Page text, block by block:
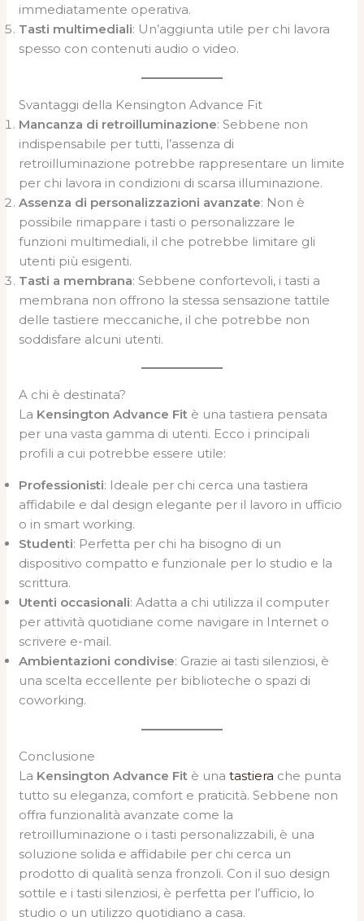
immediatamente operativa.
Tasti multimediali: Un’aggiunta utile per chi lavora
spesso con contenuti audio o video.
Svantaggi della Kensington Advance Fit
Mancanza di retroilluminazione: Sebbene non
indispensabile per tutti, l’assenza di
retroilluminazione potrebbe rappresentare un limite
per chi lavora in condizioni di scarsa illuminazione.
Assenza di personalizzazioni avanzate: Non è
possibile rimappare i tasti o personalizzare le
funzioni multimediali, il che potrebbe limitare gli
utenti più esigenti.
Tasti a membrana: Sebbene confortevoli, i tasti a
membrana non offrono la stessa sensazione tattile
delle tastiere meccaniche, il che potrebbe non
soddisfare alcuni utenti.
A chi è destinata?
La Kensington Advance Fit è una tastiera pensata
per una vasta gamma di utenti. Ecco i principali
profili a cui potrebbe essere utile:
Professionisti: Ideale per chi cerca una tastiera
affidabile e dal design elegante per il lavoro in ufficio
o in smart working.
Studenti: Perfetta per chi ha bisogno di un
dispositivo compatto e funzionale per lo studio e la
scrittura.
Utenti occasionali: Adatta a chi utilizza il computer
per attività quotidiane come navigare in Internet o
scrivere e-mail.
Ambientazioni condivise: Grazie ai tasti silenziosi, è
una scelta eccellente per biblioteche o spazi di
coworking.
Conclusione
La Kensington Advance Fit è unatastiera che punta
tutto su eleganza, comfort e praticità. Sebbene non
offra funzionalità avanzate come la
retroilluminazione o i tasti personalizzabili, è una
soluzione solida e affidabile per chi cerca un
prodotto di qualità senza fronzoli. Con il suo design
sottile e i tasti silenziosi, è perfetta per l’ufficio, lo
studio o un utilizzo quotidiano a casa.